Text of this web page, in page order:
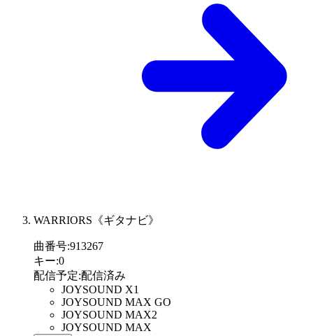
WARRIORS《ギタナビ》
曲番号:913267
キー:0
配信予定:配信済み
JOYSOUND X1
JOYSOUND MAX GO
JOYSOUND MAX2
JOYSOUND MAX